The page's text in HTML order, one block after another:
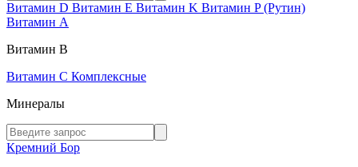
Витамин D Витамин E Витамин K Витамин P (Рутин)
Витамин А
Витамин В
Витамин C Комплексные
Минералы
Кремний Бор